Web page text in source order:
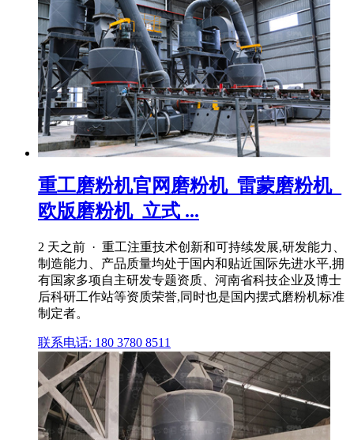
重工磨粉机官网磨粉机_雷蒙磨粉机_
欧版磨粉机_立式 ...
2 天之前 · 重工注重技术创新和可持续发展,研发能力、
制造能力、产品质量均处于国内和贴近国际先进水平,拥
有国家多项自主研发专题资质、河南省科技企业及博士
后科研工作站等资质荣誉,同时也是国内摆式磨粉机标准
制定者。
联系电话: 180 3780 8511